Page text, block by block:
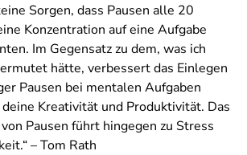
Sorgen, dass Pausen alle 20
Konzentration auf eine Aufgabe
Im Gegensatz zu dem, was ich
hätte, verbessert das Einlegen
Pausen bei mentalen Aufgaben
Kreativität und Produktivität. Das
Pausen führt hingegen zu Stress
– Tom Rath